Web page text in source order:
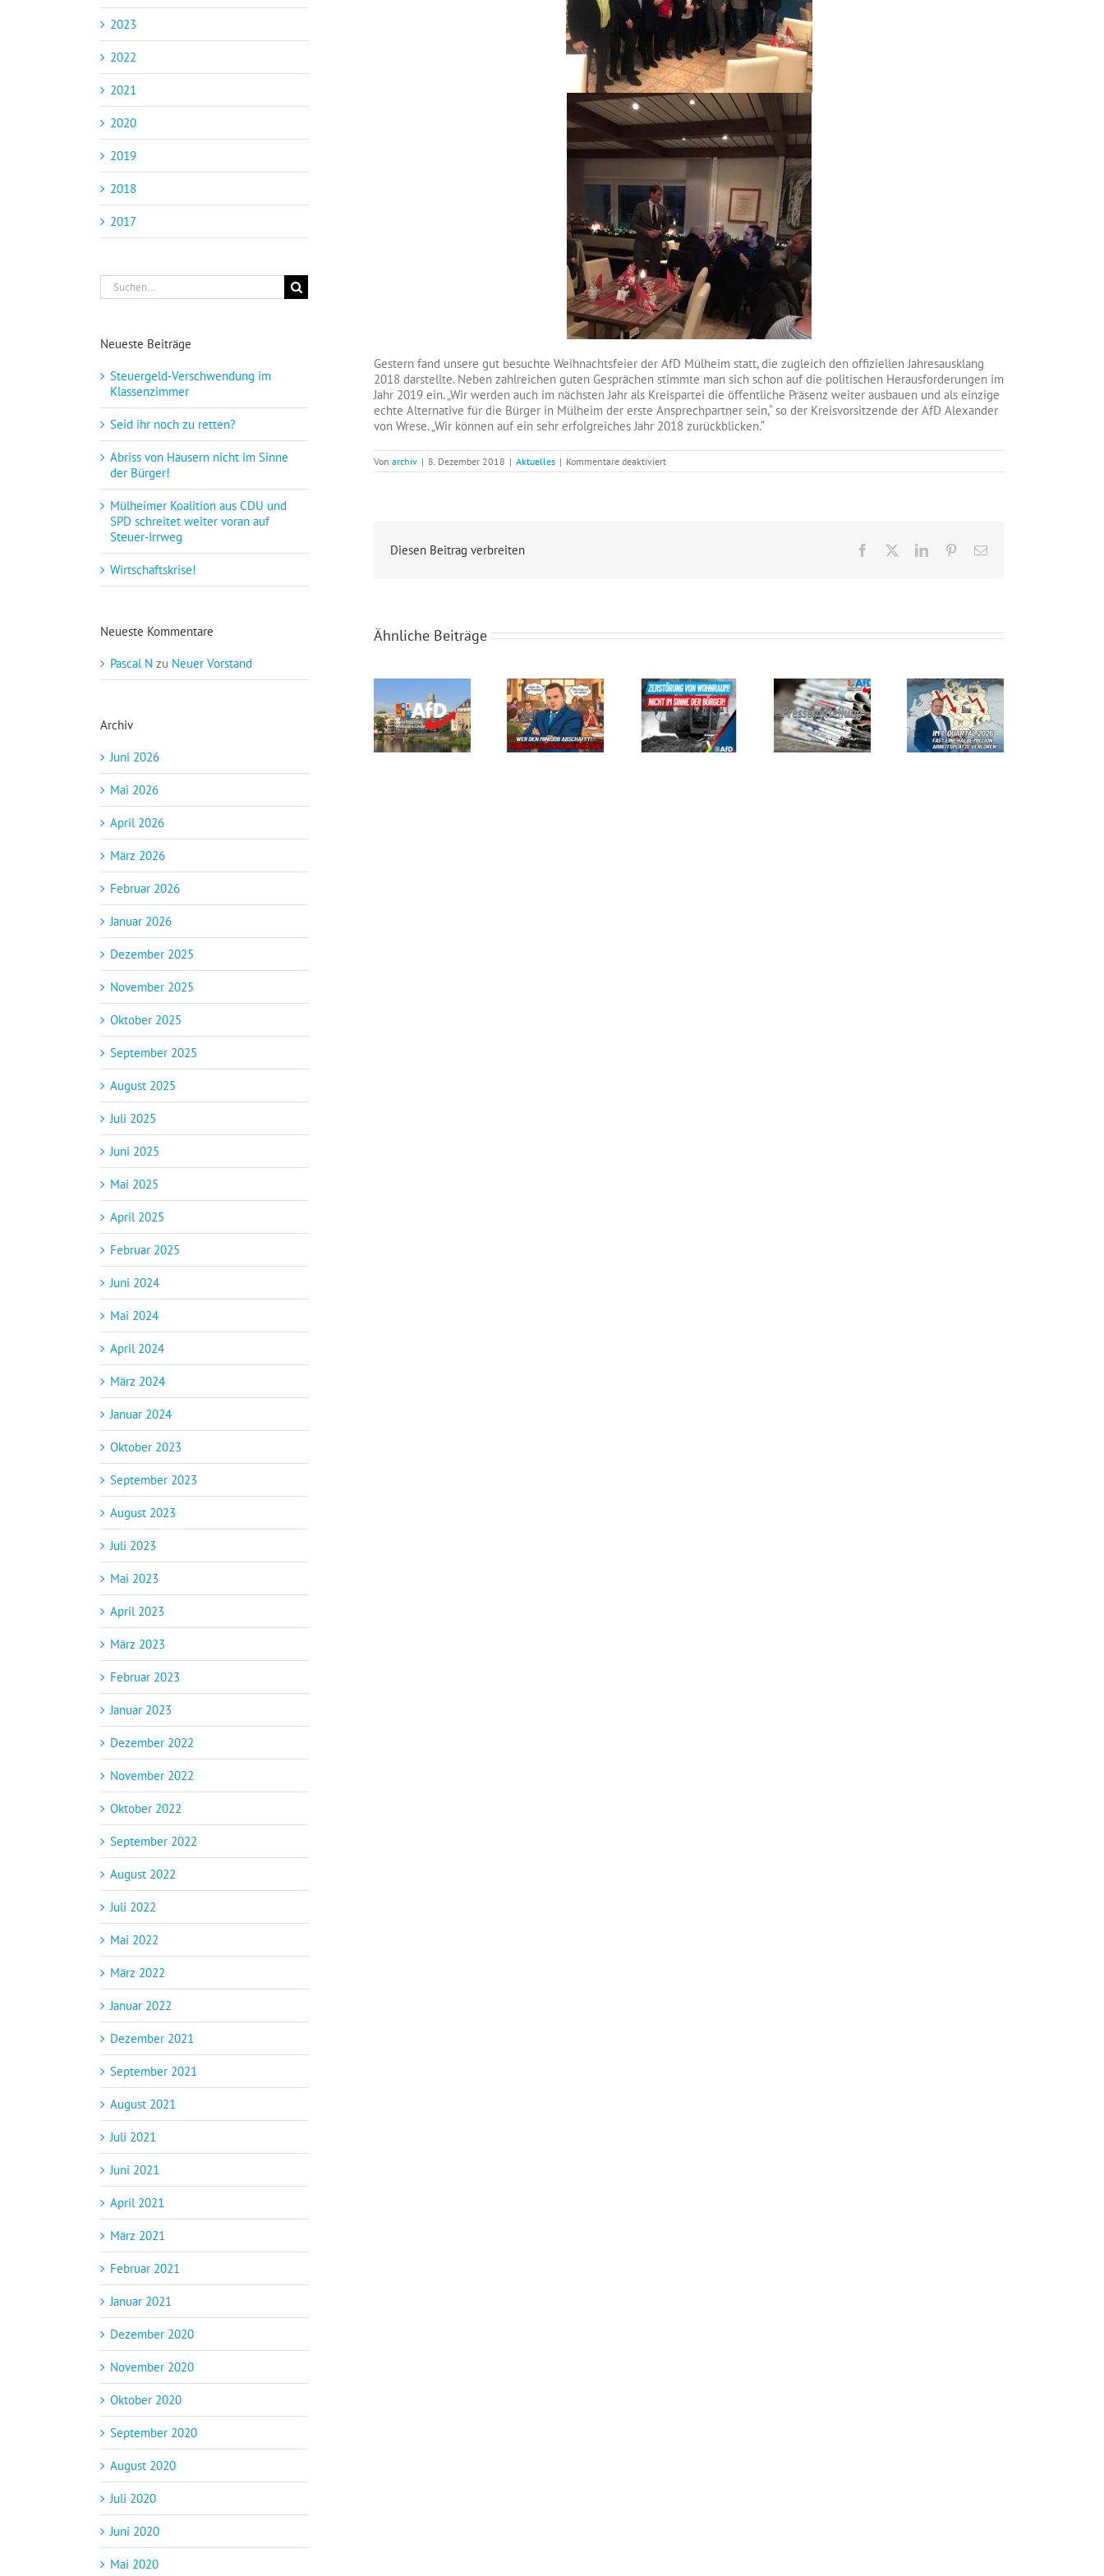
Gestern fand unsere gut besuchte Weihnachtsfeier der AfD Mülheim statt, die zugleich den offiziellen Jahresausklang
2018 darstellte. Neben zahlreichen guten Gesprächen stimmte man sich schon auf die politischen Herausforderungen im
Jahr 2019 ein. „Wir werden auch im nächsten Jahr als Kreispartei die öffentliche Präsenz weiter ausbauen und als einzige
echte Alternative für die Bürger in Mülheim der erste Ansprechpartner sein,“ so der Kreisvorsitzende der AfD Alexander
von Wrese. „Wir können auf ein sehr erfolgreiches Jahr 2018 zurückblicken.“
Von archiv | 8. Dezember 2018 | Aktuelles | Kommentare deaktiviertfür
Besinnliche
Diesen Beitrag verbreiten Facebook LinkedInPinterest
E-
Ähnliche Beiträge
2023
2022
2021
2020
2019
2018
2017
Suche
nach:
Neueste Beiträge
Steuergeld-Verschwendung im
Klassenzimmer
Seid ihr noch zu retten?
Abriss von Häusern nicht im Sinne
der Bürger!
Mülheimer Koalition aus CDU und
SPD schreitet weiter voran auf
Steuer-Irrweg
Wirtschaftskrise!
Neueste Kommentare
Pascal N zu Neuer Vorstand
Archiv
Juni 2026
Mai 2026
April 2026
März 2026
Februar 2026
Januar 2026
Dezember 2025
November 2025
Oktober 2025
September 2025
August 2025
Juli 2025
Juni 2025
Mai 2025
April 2025
Februar 2025
Juni 2024
Mai 2024
April 2024
März 2024
Januar 2024
Oktober 2023
September 2023
August 2023
Juli 2023
Mai 2023
April 2023
März 2023
Februar 2023
Januar 2023
Dezember 2022
November 2022
Oktober 2022
September 2022
August 2022
Juli 2022
Mai 2022
März 2022
Januar 2022
Dezember 2021
September 2021
August 2021
Juli 2021
Juni 2021
April 2021
März 2021
Februar 2021
Januar 2021
Dezember 2020
November 2020
Oktober 2020
September 2020
August 2020
Juli 2020
Juni 2020
Mai 2020